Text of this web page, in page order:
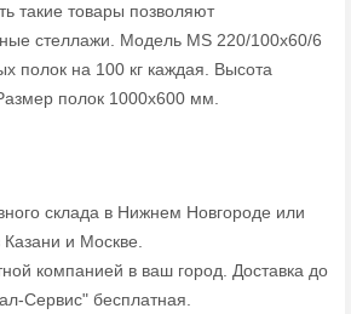
такие товары позволяют
стеллажи. Модель MS 220/100х60/6
полок на 100 кг каждая. Высота
полок 1000х600 мм.
склада в Нижнем Новгороде или
и Москве.
компанией в ваш город. Доставка до
Сервис" бесплатная.